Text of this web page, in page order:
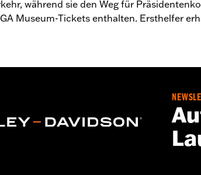
während sie den Weg für
Museum-Tickets enthalten. Ersthelfer